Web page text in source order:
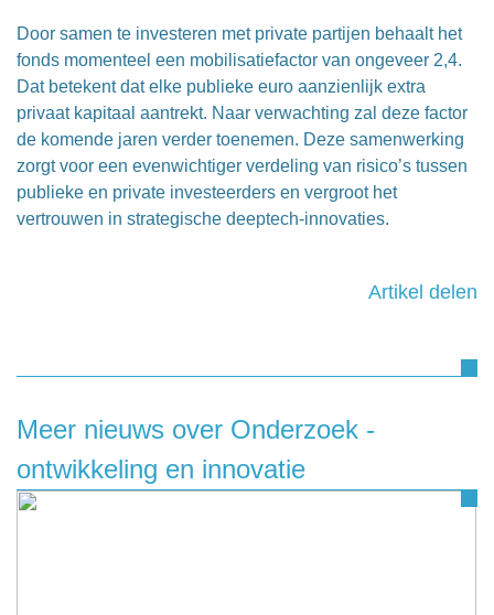
Door samen te investeren met private partijen behaalt het
fonds momenteel een mobilisatiefactor van ongeveer 2,4.
Dat betekent dat elke publieke euro aanzienlijk extra
privaat kapitaal aantrekt. Naar verwachting zal deze factor
de komende jaren verder toenemen. Deze samenwerking
zorgt voor een evenwichtiger verdeling van risico’s tussen
publieke en private investeerders en vergroot het
vertrouwen in strategische deeptech-innovaties.
Artikel delen
Meer nieuws over Onderzoek -
ontwikkeling en innovatie